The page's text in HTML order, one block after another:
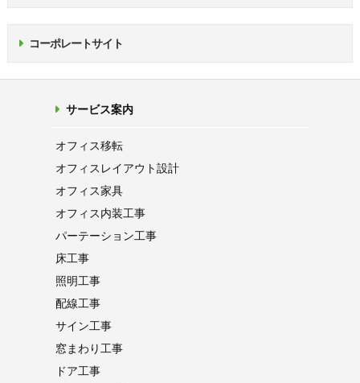
コーポレートサイト
サービス案内
オフィス移転
オフィス レイアウト設計
オフィス家具
オフィス内装工事
パーテーション工事
床工事
照明工事
配線工事
サイン工事
窓まわり工事
ドア工事